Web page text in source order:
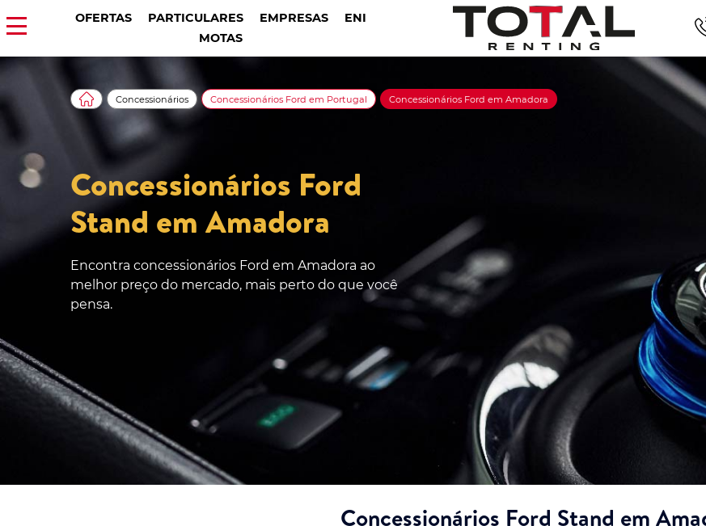
OFERTAS PARTICULARES EMPRESAS
ENI
MOTAS
Concessionários Ford
Stand em Amadora
Encontra concessionários Ford em Amadora ao
melhor preço do mercado, mais perto do que você
pensa.
Concessionários Concessionários Ford em Portugal Concessionários Ford em Amadora
Concessionários Ford Stand em